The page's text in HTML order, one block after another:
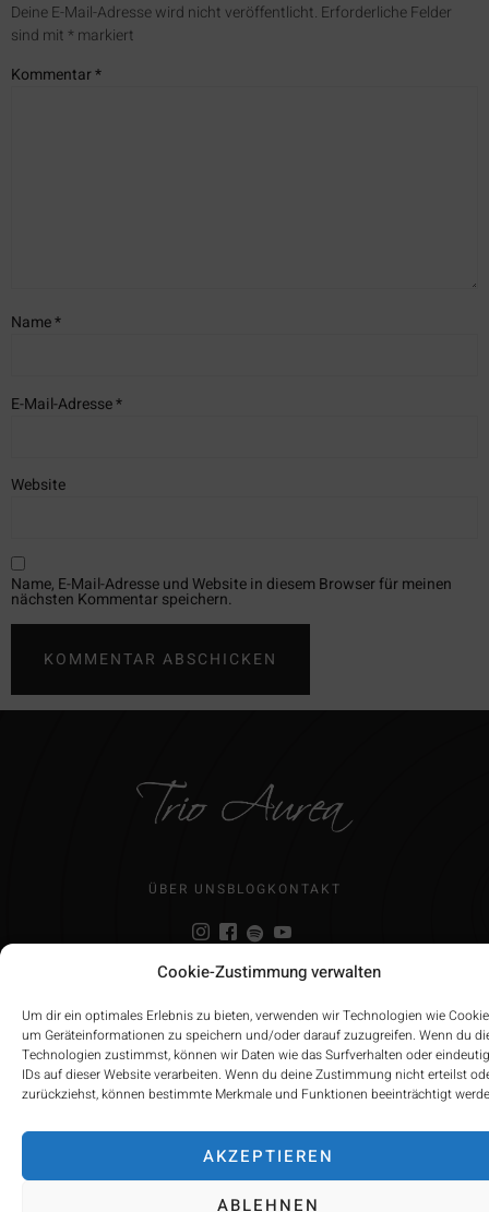
Cookie-Zustimmung verwalten
Um dir ein optimales Erlebnis zu bieten, verwenden wir Technologien wie
um Geräteinformationen zu speichern und/oder darauf zuzugreifen. Wenn du
Technologien zustimmst, können wir Daten wie das Surfverhalten oder
IDs auf dieser Website verarbeiten. Wenn du deine Zustimmung nicht erteilst
zurückziehst, können bestimmte Merkmale und Funktionen beeinträchtigt
AKZEPTIEREN
ABLEHNEN
Deine E-Mail-Adresse wird nicht veröffentlicht. Erforderliche Felder
sind mit * markiert
Kommentar*
Name*
E-Mail-Adresse*
Website
Name, E-Mail-Adresse und Website in diesem Browser für meinen
nächsten Kommentar speichern.
ÜBER UNSBLOG KONTAKT
©2022 Trio Aurea. All Right Reserved
IMPRESSUM